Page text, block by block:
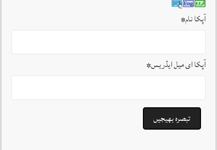
آپکا نام*
آپکا ای میل ایڈریس*